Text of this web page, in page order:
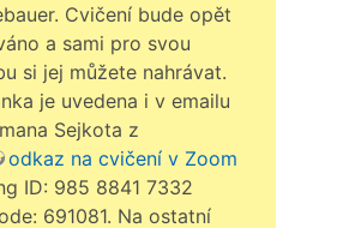
Cvičení bude opět
a sami pro svou
si jej můžete nahrávat.
je uvedena i v emailu
Sejkota z
odkaz na cvičení v Zoom
ID: 985 8841 7332
691081. Na ostatní